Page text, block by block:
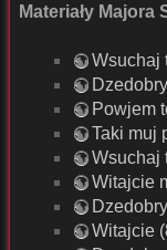
Materiały
Wsuchaj
Powjem
Taki muj
Wsuchaj
Witajcie
Witajcie